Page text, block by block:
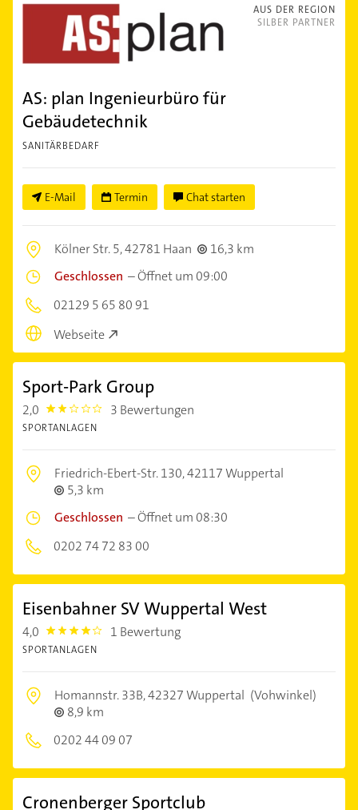
AUS DER REGION
SILBER PARTNER
AS: plan Ingenieurbüro für
Gebäudetechnik
SANITÄRBEDARF
E-Mail Termin Chat starten
Kölner Str. 5,42781 Haan
16,3 km
Geschlossen –Öffnet um 09:00
02129 5 65 80 91
Webseite
Sport-Park Group
2,0 2.0 3 Bewertungen
SPORTANLAGEN
Friedrich-Ebert-Str. 130,42117 Wuppertal
5,3 km
Geschlossen –Öffnet um 08:30
0202 74 72 83 00
Eisenbahner SV Wuppertal West
4,0 4.0 1 Bewertung
SPORTANLAGEN
Homannstr. 33B,42327 Wuppertal (Vohwinkel)
8,9 km
0202 44 09 07
Cronenberger Sportclub